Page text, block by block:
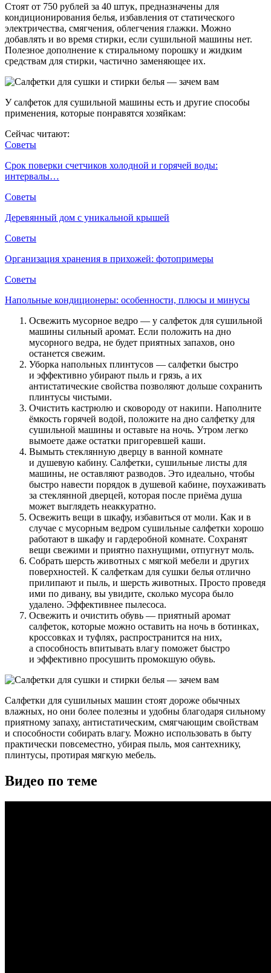
Стоят от 750 рублей за 40 штук, предназначены для
кондиционирования белья, избавления от статического
электричества, смягчения, облегчения глажки. Можно
добавлять и во время стирки, если сушильной машины нет.
Полезное дополнение к стиральному порошку и жидким
средствам для стирки, частично заменяющее их.
У салфеток для сушильной машины есть и другие способы
применения, которые понравятся хозяйкам:
Сейчас читают:
Советы
Срок поверки счетчиков холодной и горячей воды:
интервалы…
Советы
Деревянный дом с уникальной крышей
Советы
Организация хранения в прихожей: фотопримеры
Советы
Напольные кондиционеры: особенности, плюсы и минусы
Освежить мусорное ведро — у салфеток для сушильной
машины сильный аромат. Если положить на дно
мусорного ведра, не будет приятных запахов, оно
останется свежим.
Уборка напольных плинтусов — салфетки быстро
и эффективно убирают пыль и грязь, а их
антистатические свойства позволяют дольше сохранить
плинтусы чистыми.
Очистить кастрюлю и сковороду от накипи. Наполните
ёмкость горячей водой, положите на дно салфетку для
сушильной машины и оставьте на ночь. Утром легко
вымоете даже остатки пригоревшей каши.
Вымыть стеклянную дверцу в ванной комнате
и душевую кабину. Салфетки, сушильные листы для
машины, не оставляют разводов. Это идеально, чтобы
быстро навести порядок в душевой кабине, поухаживать
за стеклянной дверцей, которая после приёма душа
может выглядеть неаккуратно.
Освежить вещи в шкафу, избавиться от моли. Как и в
случае с мусорным ведром сушильные салфетки хорошо
работают в шкафу и гардеробной комнате. Сохранят
вещи свежими и приятно пахнущими, отпугнут моль.
Собрать шерсть животных с мягкой мебели и других
поверхностей. К салфеткам для сушки белья отлично
прилипают и пыль, и шерсть животных. Просто проведя
ими по дивану, вы увидите, сколько мусора было
удалено. Эффективнее пылесоса.
Освежить и очистить обувь — приятный аромат
салфеток, которые можно оставить на ночь в ботинках,
кроссовках и туфлях, распространится на них,
а способность впитывать влагу поможет быстро
и эффективно просушить промокшую обувь.
Салфетки для сушильных машин стоят дороже обычных
влажных, но они более полезны и удобны благодаря сильному
приятному запаху, антистатическим, смягчающим свойствам
и способности собирать влагу. Можно использовать в быту
практически повсеместно, убирая пыль, моя сантехнику,
плинтусы, протирая мягкую мебель.
Видео по теме